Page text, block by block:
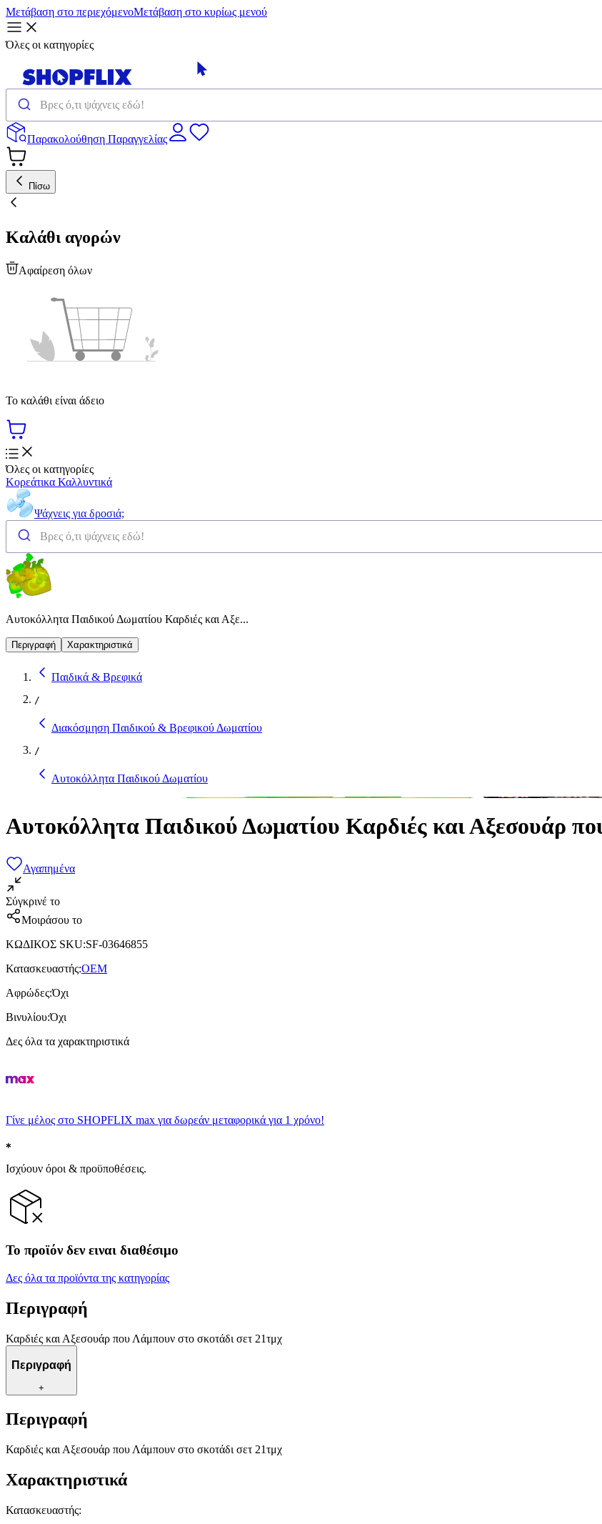
Μετάβαση στο περιεχόμενοΜετάβαση στο κυρίως μενού
Όλες οι κατηγορίες
Παρακολούθηση Παραγγελίας
Πίσω
Καλάθι αγορών
Αφαίρεση όλων
Το καλάθι είναι άδειο
Όλες οι κατηγορίες
Κορεάτικα Καλλυντικά
Ψάχνεις για δροσιά;
Αυτοκόλλητα Παιδικού Δωματίου Καρδιές και Αξε...
Περιγραφή Χαρακτηριστικά
Παιδικά & Βρεφικά
/
Διακόσμηση Παιδικού & Βρεφικού Δωματίου
/
Αυτοκόλλητα Παιδικού Δωματίου
Αυτοκόλλητα Παιδικού Δωματίου Καρδιές και Αξεσουάρ
Αγαπημένα
Σύγκρινέ το
Μοιράσου το
ΚΩΔΙΚΟΣ SKU:SF-03646855
Κατασκευαστής:OEM
Αφρώδες:Όχι
Βινυλίου:Όχι
Δες όλα τα χαρακτηριστικά
Γίνε μέλος στο SHOPFLIX max για δωρεάν μεταφορικά για 1 χρόνο!
Ισχύουν όροι & προϋποθέσεις.
Το προϊόν δεν ειναι διαθέσιμο
Δες όλα τα προϊόντα της κατηγορίας
Περιγραφή
Καρδιές και Αξεσουάρ που Λάμπουν στο σκοτάδι σετ 21τμχ
Περιγραφή
+
Περιγραφή
Καρδιές και Αξεσουάρ που Λάμπουν στο σκοτάδι σετ 21τμχ
Χαρακτηριστικά
Κατασκευαστής: